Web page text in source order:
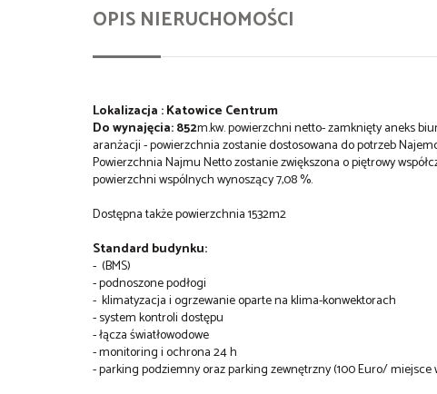
OPIS NIERUCHOMOŚCI
Lokalizacja : Katowice Centrum
Do wynajęcia: 852m.kw. powierzchni netto- zamknięty aneks
aranżacji - powierzchnia zostanie dostosowana do potrzeb
Powierzchnia Najmu Netto zostanie zwiększona o piętrowy
powierzchni wspólnych wynoszący 7,08 %.
Dostępna także powierzchnia 1532m2
Standard budynku:
- (BMS)
- podnoszone podłogi
- klimatyzacja i ogrzewanie oparte na klima-konwektorach
- system kontroli dostępu
- łącza światłowodowe
- monitoring i ochrona 24 h
- parking podziemny oraz parking zewnętrzny (100 Euro/